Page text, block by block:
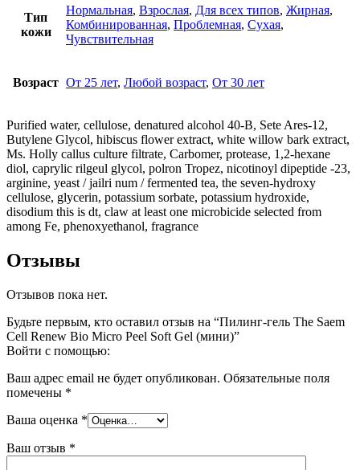
Тип
кожи
Нормальная, Взрослая, Для всех типов, Жирная,
Комбинированная, Проблемная, Сухая,
Чувствительная
Возраст От 25 лет, Любой возраст, От 30 лет
Purified water, cellulose, denatured alcohol 40-B, Sete Ares-12,
Butylene Glycol, hibiscus flower extract, white willow bark extract,
Ms. Holly callus culture filtrate, Carbomer, protease, 1,2-hexane
diol, caprylic rilgeul glycol, polron Tropez, nicotinoyl dipeptide -23,
arginine, yeast / jailri num / fermented tea, the seven-hydroxy
cellulose, glycerin, potassium sorbate, potassium hydroxide,
disodium this is dt, claw at least one microbicide selected from
among Fe, phenoxyethanol, fragrance
Отзывы
Отзывов пока нет.
Будьте первым, кто оставил отзыв на “Пилинг-гель The Saem
Cell Renew Bio Micro Peel Soft Gel (мини)”
Войти с помощью:
Ваш адрес email не будет опубликован. Обязательные поля
помечены *
Ваша оценка *
Ваш отзыв *